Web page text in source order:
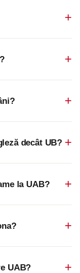
decât UB?
la UAB?
UAB?